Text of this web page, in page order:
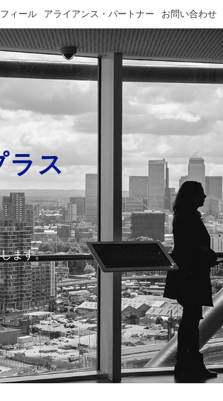
ィール アライアンス・パートナー お問い合わせ
ラス
ます。